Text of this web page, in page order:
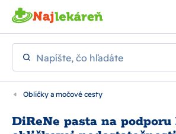
Preskočiť na hlavný obsah
Napíšte, čo hľadáte
Obličky a močové cesty
DiReNe pasta na